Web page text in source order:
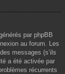
par phpBB
au forum. Les
messages (s’ils
a été activée par
récurrents